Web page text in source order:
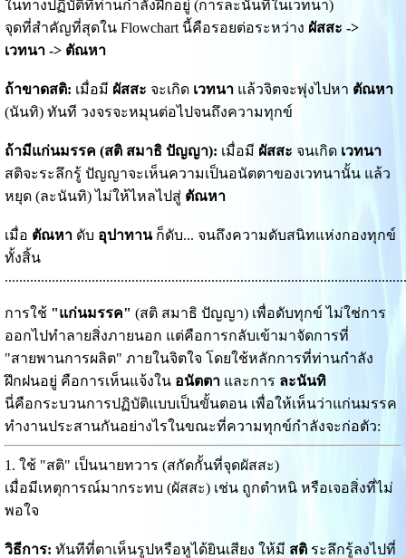
ในทางปฏิบัติที่ท่านกำลังฝึกอยู่ (การละนันทิในเวทนา)
จุดที่สำคัญที่สุดใน Flowchart นี้คือรอยต่อระหว่าง ผัสสะ ->
เวทนา -> ตัณหา
ถ้าขาดสติ: เมื่อมี ผัสสะ จะเกิด เวทนาแล้วจิตจะพุ่งไปหา ตัณหา
(นันทิ) ทันที วงจรจะหมุนต่อไปจนถึงความทุกข์
ถ้ามีแก่นมรรค (สติ สมาธิ ปัญญา): เมื่อมี ผัสสะ จนเกิด เวทนา
สติจะระลึกรู้ ปัญญาจะเห็นความเป็นอนัตตาของเวทนานั้น แล้ว
หยุด (ละนันทิ) ไม่ให้ไหลไปสู่ ตัณหา
เมื่อ ตัณหาดับ อุปาทานก็ดับ... จนถึงความดับสนิทแห่งกองทุกข์
ทั้งสิ้น
การใช้ "แก่นมรรค" (สติ สมาธิ ปัญญา) เพื่อดับทุกข์ ไม่ใช่การ
ออกไปทำลายสิ่งภายนอก แต่คือการกลับเข้ามาจัดการที่
"สายพานการผลิต" ภายในจิตใจ โดยใช้หลักการที่ท่านกำลัง
ฝึกฝนอยู่ คือการเห็นแจ้งใน อนัตตาและการ ละนันทิ
นี่คือกระบวนการปฏิบัติแบบเป็นขั้นตอน เพื่อให้เห็นว่าแก่นมรรค
ทำงานประสานกันอย่างไรในขณะที่ความทุกข์กำลังจะก่อตัว:
1. ใช้ "สติ" เป็นนายทวาร (สกัดกั้นที่จุดผัสสะ)
เมื่อมีเหตุการณ์มากระทบ (ผัสสะ) เช่น ถูกตำหนิ หรือเจอสิ่งที่ไม่
พอใจ
วิธีการ: ทันทีที่ตาเห็นรูปหรือหูได้ยินเสียง ให้มี สติระลึกรู้ลงไปที่